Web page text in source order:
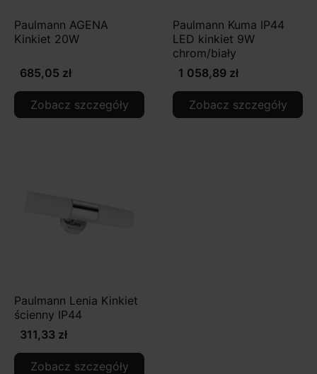
Paulmann AGENA
Kinkiet 20W
685,05 zł
Zobacz szczegóły
Paulmann Kuma IP44
LED kinkiet 9W
chrom/biały
1 058,89 zł
Zobacz szczegóły
Paulmann Lenia Kinkiet
ścienny IP44
311,33 zł
Zobacz szczegóły